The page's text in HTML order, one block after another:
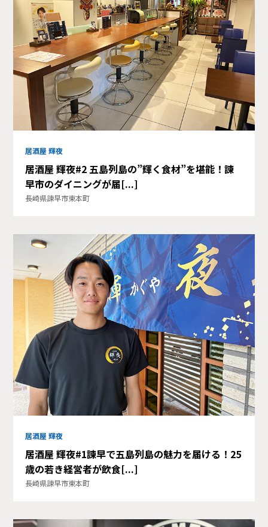
居酒屋 輝夜
居酒屋 輝夜#2 五島列島の”輝く食材”を堪能！諫
早市のダイニングが届[...]
長崎県諫早市東本町
居酒屋 輝夜
居酒屋 輝夜#1諫早で五島列島の魅力を届ける！25
歳の若き経営者が飲食[...]
長崎県諫早市東本町